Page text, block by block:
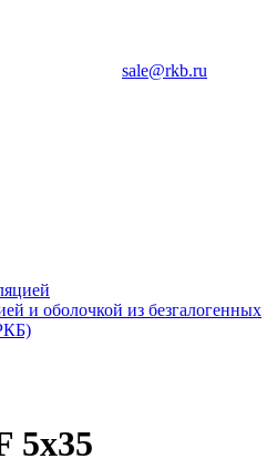
sale@rkb.ru
и оболочкой из безгалогенных
5х35